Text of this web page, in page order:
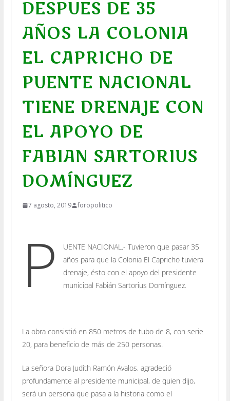
DESPUES DE 35
AÑOS LA COLONIA
EL CAPRICHO DE
PUENTE NACIONAL
TIENE DRENAJE CON
EL APOYO DE
FABIAN SARTORIUS
DOMÍNGUEZ
7 agosto, 2019 foropolitico
P
UENTE NACIONAL.- Tuvieron que pasar 35
años para que la Colonia El Capricho tuviera
drenaje, ésto con el apoyo del presidente
municipal Fabián Sartorius Domínguez.
La obra consistió en 850 metros de tubo de 8, con serie
20, para beneficio de más de 250 personas.
La señora Dora Judith Ramón Avalos, agradeció
profundamente al presidente municipal, de quien dijo,
será un persona que pasa a la historia como el